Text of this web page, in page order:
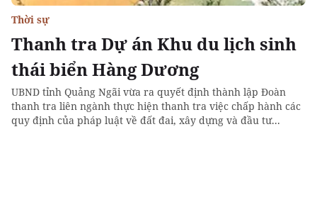
Thanh tra Dự án Khu du lịch sinh
thái biển Hàng Dương
Thời sự
UBND tỉnh Quảng Ngãi vừa ra quyết định thành lập Đoàn
thanh tra liên ngành thực hiện thanh tra việc chấp hành các
quy định của pháp luật về đất đai, xây dựng và đầu tư...